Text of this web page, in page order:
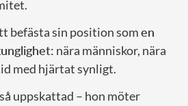
befästa sin position somen
nära människor, nära
med hjärtat synligt.
uppskattad – hon möter